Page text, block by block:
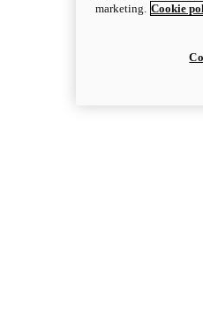
marketing. Cookie